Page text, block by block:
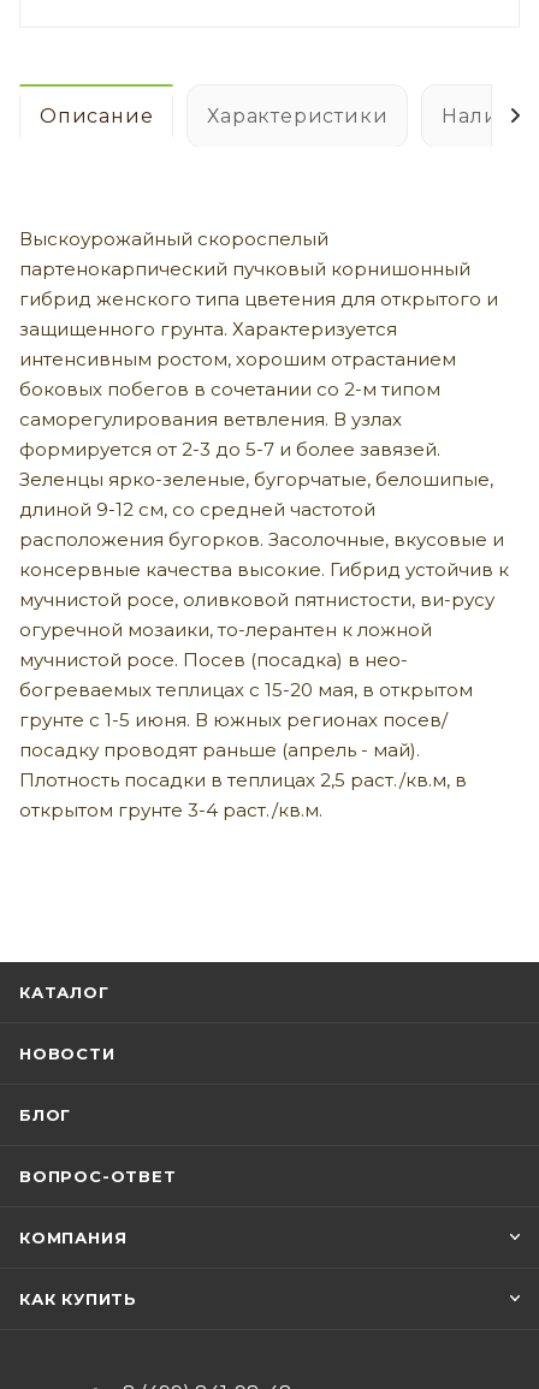
Описание Характеристики
Выскоурожайный скороспелый
партенокарпический пучковый корнишонный
гибрид женского типа цветения для открытого и
защищенного грунта. Характеризуется
интенсивным ростом, хорошим отрастанием
боковых побегов в сочетании со 2-м типом
саморегулирования ветвления. В узлах
формируется от 2-3 до 5-7 и более завязей.
Зеленцы ярко-зеленые, бугорчатые, белошипые,
длиной 9-12 см, со средней частотой
расположения бугорков. Засолочные, вкусовые и
консервные качества высокие. Гибрид устойчив к
мучнистой росе, оливковой пятнистости, ви-русу
огуречной мозаики, то-лерантен к ложной
мучнистой росе. Посев (посадка) в нео-
богреваемых теплицах с 15-20 мая, в открытом
грунте с 1-5 июня. В южных регионах посев/
посадку проводят раньше (апрель - май).
Плотность посадки в теплицах 2,5 раст./кв.м, в
открытом грунте 3-4 раст./кв.м.
КАТАЛОГ
НОВОСТИ
БЛОГ
ВОПРОС-ОТВЕТ
КОМПАНИЯ
КАК КУПИТЬ